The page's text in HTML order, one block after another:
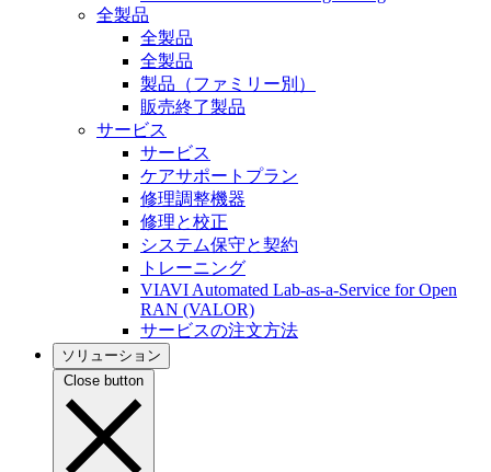
全製品
全製品
全製品
製品（ファミリー別）
販売終了製品
サービス
サービス
ケアサポートプラン
修理調整機器
修理と校正
システム保守と契約
トレーニング
VIAVI Automated Lab-as-a-Service for Open
RAN (VALOR)
サービスの注文方法
ソリューション
Close button